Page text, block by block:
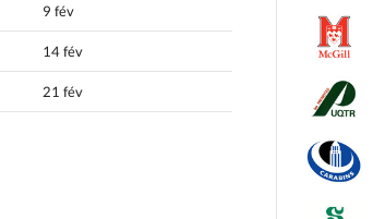
9 fév
14 fév
21 fév